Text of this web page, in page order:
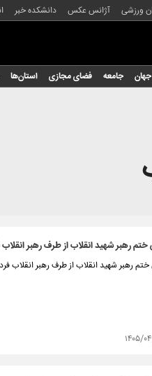
ورزشی آژانس عکس دانشکده خبر
جهان جامعه فضای مجازی استان‌ها
رهبر شهید انقلاب از طرف رهبر انقلاب
رهبر شهید انقلاب از طرف رهبر انقلاب
۰۴/۱۸